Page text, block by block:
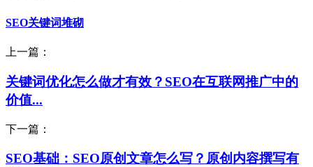
SEO关键词堆砌
上一篇：
关键词优化怎么做才有效？SEO在互联网推广中的
价值...
下一篇：
SEO基础：SEO原创文章怎么写？原创内容撰写有